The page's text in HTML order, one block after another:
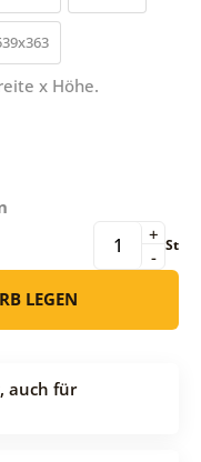
x Höhe.
-
+ St
LEGEN
auch für